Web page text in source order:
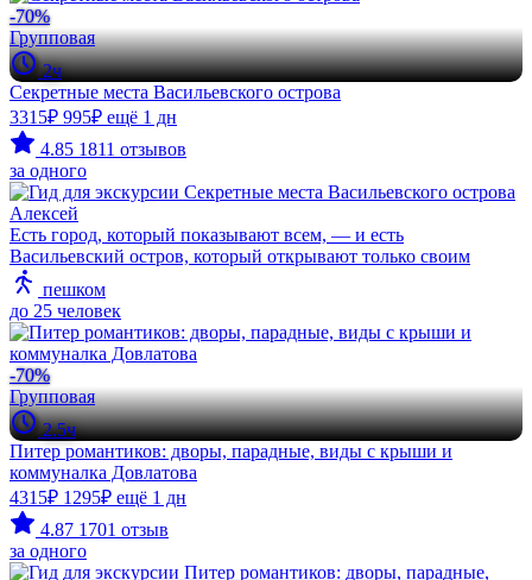
-70%
Групповая
2ч
Секретные места Васильевского острова
3315₽ 995₽ ещё 1 дн
4.85 1811 отзывов
за одного
Алексей
Есть город, который показывают всем, — и есть
Васильевский остров, который открывают только своим
пешком
до 25 человек
-70%
Групповая
2.5ч
Питер романтиков: дворы, парадные, виды с крыши и
коммуналка Довлатова
4315₽ 1295₽ ещё 1 дн
4.87 1701 отзыв
за одного